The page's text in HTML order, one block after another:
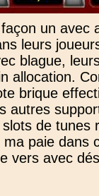
un avec
leurs
blague,
allocation.
brique
autres
de tunes
ma paie dans
vers avec